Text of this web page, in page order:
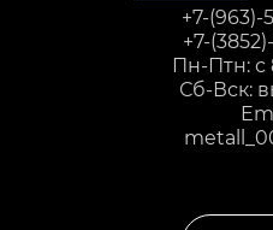
+7-(963)-
+7-
Пн-Птн: с
Сб-Вск: